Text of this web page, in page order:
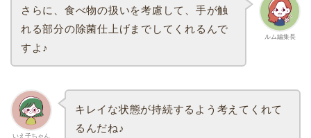
ルム編集長
さらに、食べ物の扱いを考慮して、手が触
れる部分の除菌仕上げまでしてくれるんで
すよ♪
いえ子ちゃん
キレイな状態が持続するよう考えてくれて
るんだね♪